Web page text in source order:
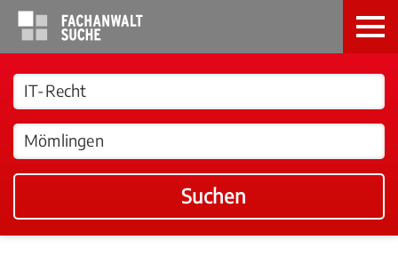
Suchen